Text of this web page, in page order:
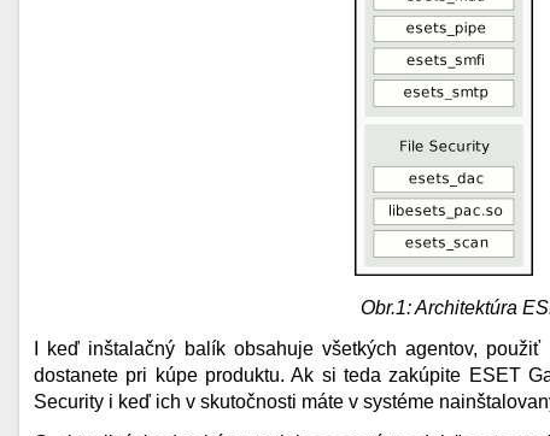
Obr.1: Architektúra
I keď inštalačný balík obsahuje všetkých agentov,
dostanete pri kúpe produktu. Ak si teda zakúpite ESET
Security i keď ich v skutočnosti máte v systéme